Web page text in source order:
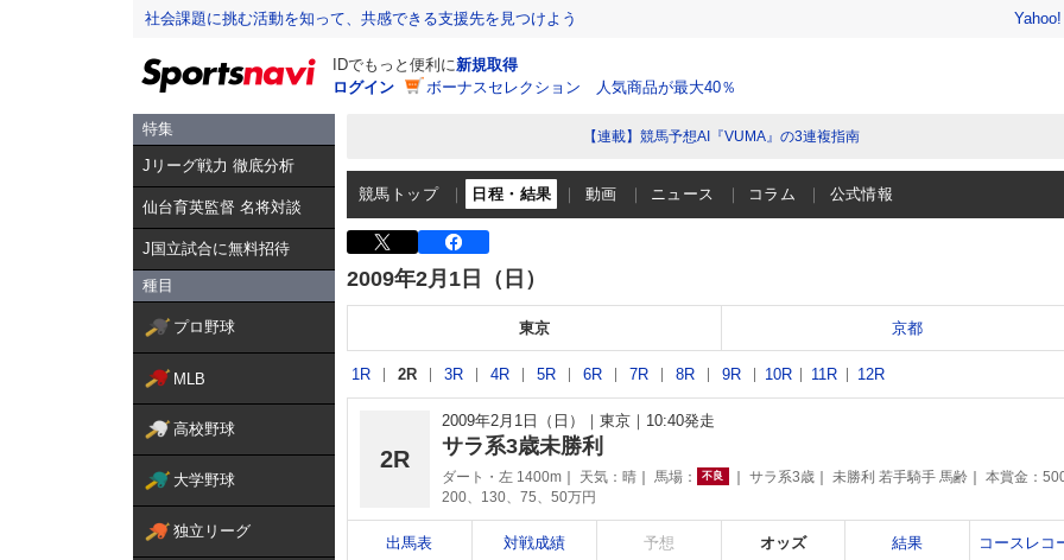
社会課題に挑む活動を知って、共感できる支援先を見つけよう
IDでもっと便利に新規取得
ログイン
ボーナスセレクション 人気商品が最大40％
特集
Jリーグ戦力 徹底分析
仙台育英監督 名将対談
J国立試合に無料招待
種目
プロ野球
MLB
高校野球
大学野球
独立リーグ
【連載】競馬予想AI『VUMA』の3連複指南
競馬トップ 日程・結果 動画 ニュース コラム 公式情報
2009年2月1日（日）
東京 京都
1R 2R 3R 4R 5R 6R 7R 8R 9R 10R 11R 12R
2R
2009年2月1日（日） 東京 10:40発走
サラ系3歳未勝利
ダート・左 1400m 天気： 晴 馬場： 不良 サラ系3歳 未勝利 若手騎手 馬齢
本賞金：500
200、130、75、50万円
出馬表 対戦成績 予想 オッズ 結果 コースレコ